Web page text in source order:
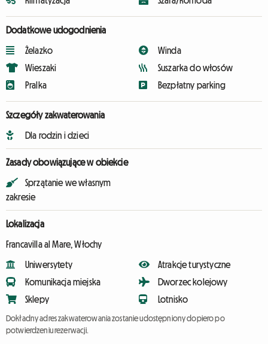
Dodatkowe udogodnienia
Żelazko
Wieszaki
Pralka
Winda
Suszarka do włosów
Bezpłatny parking
Szczegóły zakwaterowania
Dla rodzin i dzieci
Zasady obowiązujące w obiekcie
Sprzątanie we własnym
zakresie
Lokalizacja
Francavilla al Mare, Włochy
Uniwersytety
Komunikacja miejska
Sklepy
Atrakcje turystyczne
Dworzec kolejowy
Lotnisko
Dokładny adres zakwaterowania zostanie udostępniony dopiero po
potwierdzeniu rezerwacji.